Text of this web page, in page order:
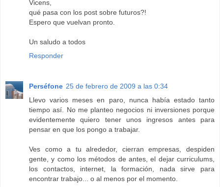
Vicens,
qué pasa con los post sobre futuros?!
Espero que vuelvan pronto.
Un saludo a todos
Responder
Perséfone 25 de febrero de 2009 a las 0:34
Llevo varios meses en paro, nunca había estado tanto
tiempo así. No me planteo negocios ni inversiones porque
evidentemente quiero tener unos ingresos antes para
pensar en que los pongo a trabajar.
Ves como a tu alrededor, cierran empresas, despiden
gente, y como los métodos de antes, el dejar curriculums,
los contactos, internet, la formación, nada sirve para
encontrar trabajo... o al menos por el momento.